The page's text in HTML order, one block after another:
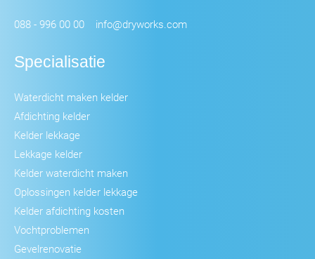
088 - 996 00 00 info@dryworks.com
Specialisatie
Waterdicht maken kelder
Afdichting kelder
Kelder lekkage
Lekkage kelder
Kelder waterdicht maken
Oplossingen kelder lekkage
Kelder afdichting kosten
Vochtproblemen
Gevelrenovatie